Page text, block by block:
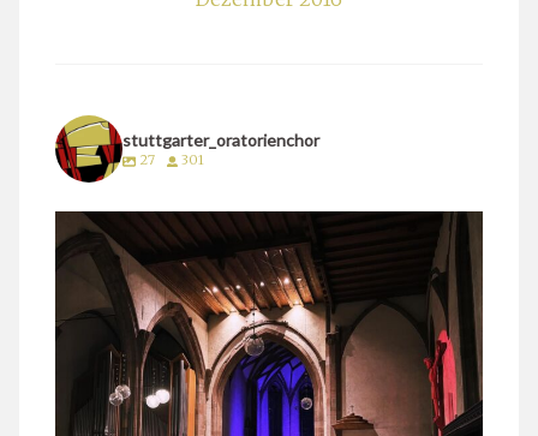
stuttgarter_oratorienchor
27 301
stuttgarter_oratorienchor
März 24